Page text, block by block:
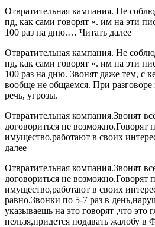
Отвратительная кампания. Не
пд, как сами говорят «. им на эти
100 раз на дню.… Читать далее
Отвратительная кампания. Не
пд, как сами говорят «. им на эти
100 раз на дню. Звонят даже тем, с
вообще не общаемся. При разговоре
речь, угрозы.
Отвратительная компания.Звонят
договориться не возможно.Говорят
имущество,работают в своих
далее
Отвратительная компания.Звонят
договориться не возможно.Говорят
имущество,работают в своих
равно.Звонки по 5-7 раз в
указываешь на это говорят ,что это
нельзя,придется подавать жалобу